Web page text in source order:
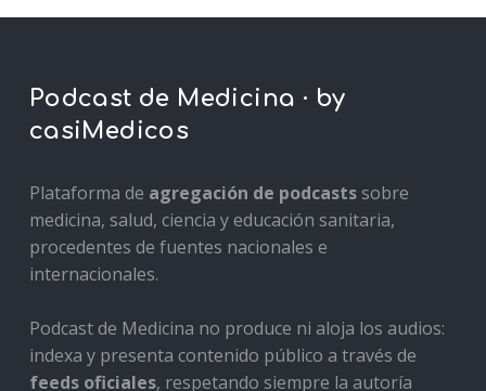
Podcast de Medicina · by
casiMedicos
Plataforma de agregación de podcastssobre
medicina, salud, ciencia y educación sanitaria,
procedentes de fuentes nacionales e
internacionales.
Podcast de Medicina no produce ni aloja los audios:
indexa y presenta contenido público a través de
feeds oficiales, respetando siempre la autoría